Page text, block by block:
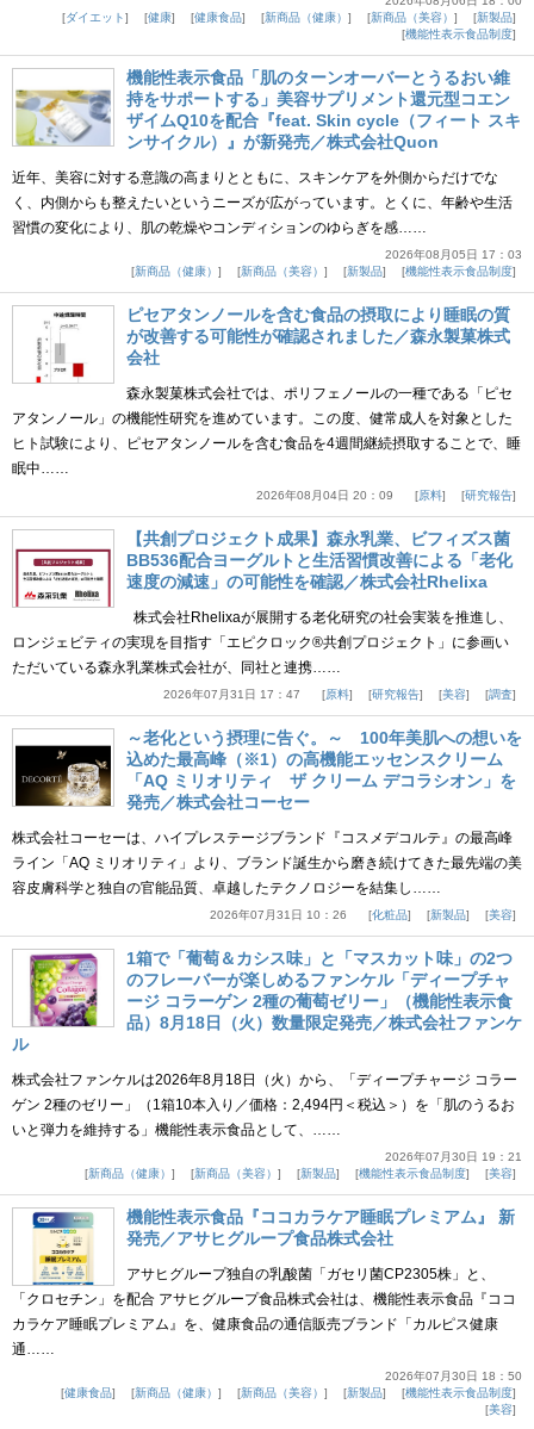
ダイエット
健康 健康食品 新商品（健康） 新商品（美容）
新製品
機能性表示食品制度
機能性表示食品「肌のターンオーバーとうるおい維
持をサポートする」美容サプリメント還元型コエン
ザイムQ10を配合『feat. Skin cycle（フィート スキ
ンサイクル）』が新発売／株式会社Quon
近年、美容に対する意識の高まりとともに、スキンケアを外側からだけでな
く、内側からも整えたいというニーズが広がっています。とくに、年齢や生活
習慣の変化により、肌の乾燥やコンディションのゆらぎを感……
2026年08月05日 17：03
新商品（健康）
新商品（美容） 新製品 機能性表示食品制度
ピセアタンノールを含む食品の摂取により睡眠の質
が改善する可能性が確認されました／森永製菓株式
会社
森永製菓株式会社では、ポリフェノールの一種である「ピセ
アタンノール」の機能性研究を進めています。この度、健常成人を対象とした
ヒト試験により、ピセアタンノールを含む食品を4週間継続摂取することで、睡
眠中……
2026年08月04日 20：09 原料 研究報告
【共創プロジェクト成果】森永乳業、ビフィズス菌
BB536配合ヨーグルトと生活習慣改善による「老化
速度の減速」の可能性を確認／株式会社Rhelixa
株式会社Rhelixaが展開する老化研究の社会実装を推進し、
ロンジェビティの実現を目指す「エピクロック®共創プロジェクト」に参画い
ただいている森永乳業株式会社が、同社と連携……
2026年07月31日 17：47 原料 研究報告 美容 調査
～老化という摂理に告ぐ。～ 100年美肌への想いを
込めた最高峰（※1）の高機能エッセンスクリーム
「AQ ミリオリティ ザ クリーム デコラシオン」を
発売／株式会社コーセー
株式会社コーセーは、ハイプレステージブランド『コスメデコルテ』の最高峰
ライン「AQ ミリオリティ」より、ブランド誕生から磨き続けてきた最先端の美
容皮膚科学と独自の官能品質、卓越したテクノロジーを結集し……
2026年07月31日 10：26 化粧品 新製品 美容
1箱で「葡萄＆カシス味」と「マスカット味」の2つ
のフレーバーが楽しめるファンケル「ディープチャ
ージ コラーゲン 2種の葡萄ゼリー」（機能性表示食
品）8月18日（火）数量限定発売／株式会社ファンケ
ル
株式会社ファンケルは2026年8月18日（火）から、「ディープチャージ コラー
ゲン 2種のゼリー」（1箱10本入り／価格：2,494円＜税込＞）を「肌のうるお
いと弾力を維持する」機能性表示食品として、……
2026年07月30日 19：21
新商品（健康）
新商品（美容） 新製品 機能性表示食品制度 美容
機能性表示食品『ココカラケア睡眠プレミアム』 新
発売／アサヒグループ食品株式会社
アサヒグループ独自の乳酸菌「ガセリ菌CP2305株」と、
「クロセチン」を配合 アサヒグループ食品株式会社は、機能性表示食品『ココ
カラケア睡眠プレミアム』を、健康食品の通信販売ブランド「カルピス健康
通……
2026年07月30日 18：50
健康食品
新商品（健康） 新商品（美容） 新製品
機能性表示食品制度
美容